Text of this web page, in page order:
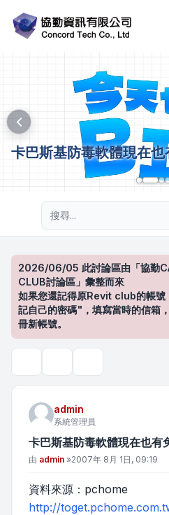
卡巴斯基防毒軟體現在也
2026/06/05 此討論區由「協勤
CLUB討論區」彙整而來
如果您還記得原Revit club的帳
記自己的密碼"，填寫當時的信箱
冊新帳號。
admin
系統管理員
卡巴斯基防毒軟體現在也有
文章
由 admin »2007年 8月 1日, 09:19
資料來源：pchome
http://